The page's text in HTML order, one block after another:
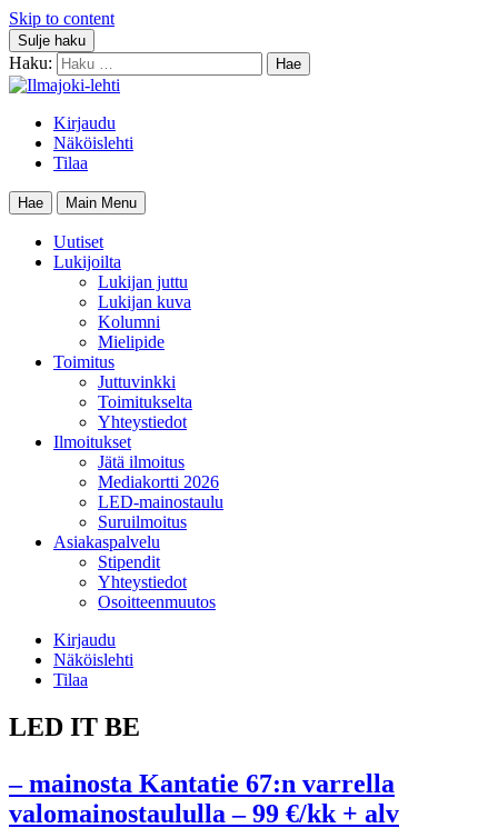
Skip to content
Sulje haku
Haku:
Kirjaudu
Näköislehti
Tilaa
Hae Main Menu
Uutiset
Lukijoilta
Lukijan juttu
Lukijan kuva
Kolumni
Mielipide
Toimitus
Juttuvinkki
Toimitukselta
Yhteystiedot
Ilmoitukset
Jätä ilmoitus
Mediakortti 2026
LED-mainostaulu
Suruilmoitus
Asiakaspalvelu
Stipendit
Yhteystiedot
Osoitteenmuutos
Kirjaudu
Näköislehti
Tilaa
LED IT BE
– mainosta Kantatie 67:n varrella
valomainostaululla – 99 €/kk + alv